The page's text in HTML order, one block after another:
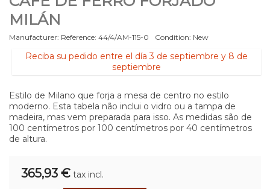
MILÁN
Manufacturer: Reference: 44/4/AM-115-0 Condition: New
Reciba su pedido entre el día 3 de septiembre y 8 de
septiembre
Estilo de Milano que forja a mesa de centro no estilo
moderno. Esta tabela não inclui o vidro ou a tampa de
madeira, mas vem preparada para isso. As medidas são de
100 centímetros por 100 centímetros por 40 centímetros
de altura.
365,93 € tax incl.